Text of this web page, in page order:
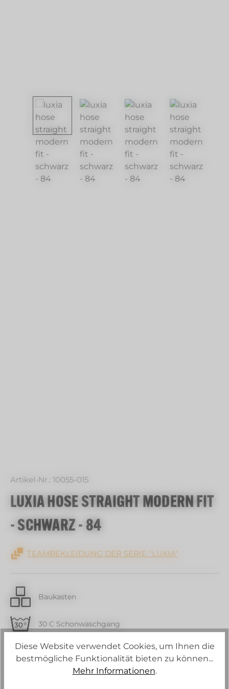
Artikel-Nr.: 10055-015
LUXIA HOSE STRAIGHT MODERN FIT
- SCHWARZ - 84
TEAMBEKLEIDUNG DER SERIE "LUXIA"
Baukasten
30 C Schonwaschgang
Strech
Diese Website verwendet Cookies, um Ihnen die
bestmögliche Funktionalität bieten zu können...
Mehr Informationen.